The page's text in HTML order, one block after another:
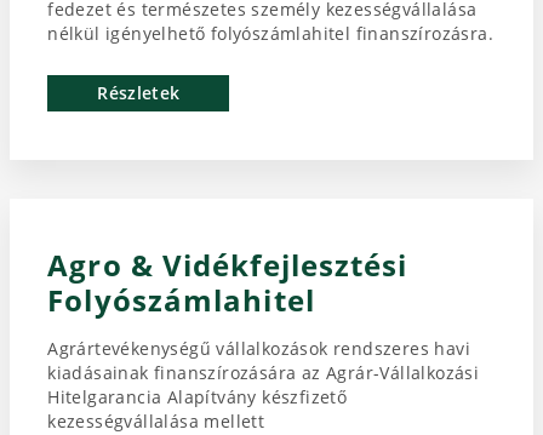
fedezet és természetes személy kezességvállalása
nélkül igényelhető folyószámlahitel finanszírozásra.
Részletek
Agro & Vidékfejlesztési
Folyószámlahitel
Agrártevékenységű vállalkozások rendszeres havi
kiadásainak finanszírozására az Agrár-Vállalkozási
Hitelgarancia Alapítvány készfizető
kezességvállalása mellett